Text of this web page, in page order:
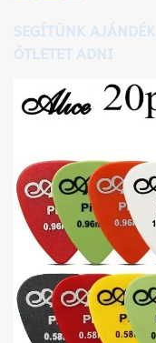
SEGÍTÜNK AJÁNDÉK
ÖTLETET ADNI